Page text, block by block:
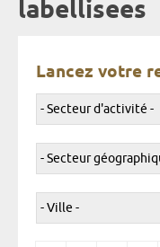
labellisees
Lancez votre